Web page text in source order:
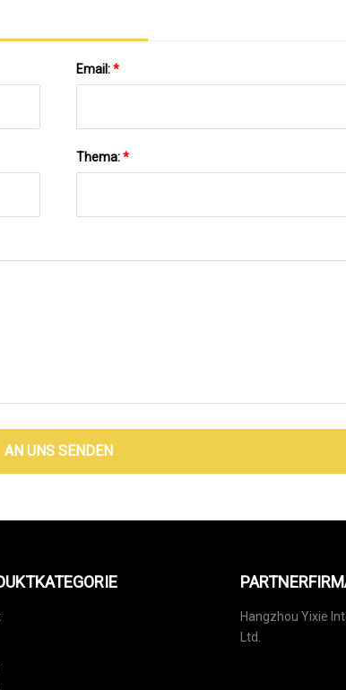
Email:*
Thema:*
AN UNS SENDEN
Hangzhou Yixie
Ltd.